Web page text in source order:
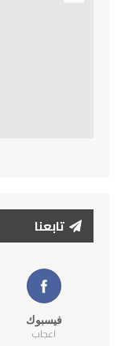
تابعنا
فيسبوك
اعجاب